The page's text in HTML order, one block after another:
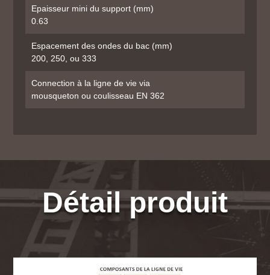
Epaisseur mini du support (mm)
0.63
Espacement des ondes du bac (mm)
200, 250, ou 333
Connection à la ligne de vie via
mousqueton ou coulisseau EN 362
Détail produit